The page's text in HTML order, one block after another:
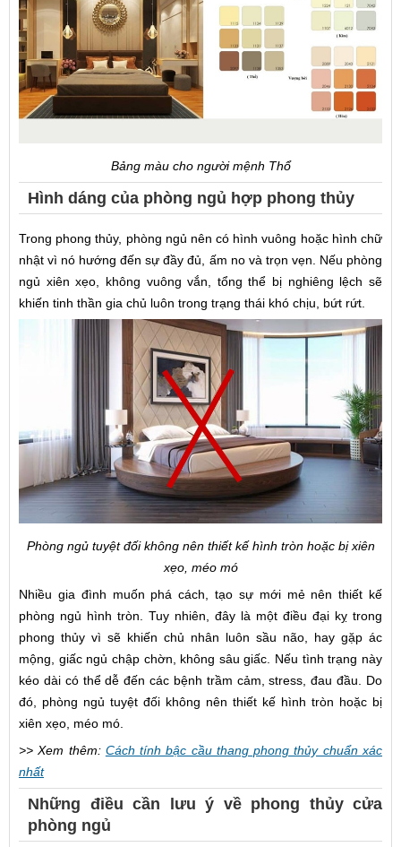
Bảng màu cho người mệnh Thổ
Hình dáng của phòng ngủ hợp phong thủy
Trong phong thủy, phòng ngủ nên có hình vuông hoặc hình chữ
nhật vì nó hướng đến sự đầy đủ, ấm no và trọn vẹn. Nếu phòng
ngủ xiên xẹo, không vuông vắn, tổng thể bị nghiêng lệch sẽ
khiến tinh thần gia chủ luôn trong trạng thái khó chịu, bứt rứt.
Phòng ngủ tuyệt đối không nên thiết kế hình tròn hoặc bị xiên
xẹo, méo mó
Nhiều gia đình muốn phá cách, tạo sự mới mẻ nên thiết kế
phòng ngủ hình tròn. Tuy nhiên, đây là một điều đại kỵ trong
phong thủy vì sẽ khiến chủ nhân luôn sầu não, hay gặp ác
mộng, giấc ngủ chập chờn, không sâu giấc. Nếu tình trạng này
kéo dài có thể dễ đến các bệnh trầm cảm, stress, đau đầu. Do
đó, phòng ngủ tuyệt đối không nên thiết kế hình tròn hoặc bị
xiên xẹo, méo mó.
>> Xem thêm: Cách tính bậc cầu thang phong thủy chuẩn xác
nhất
Những điều cần lưu ý về phong thủy cửa
phòng ngủ